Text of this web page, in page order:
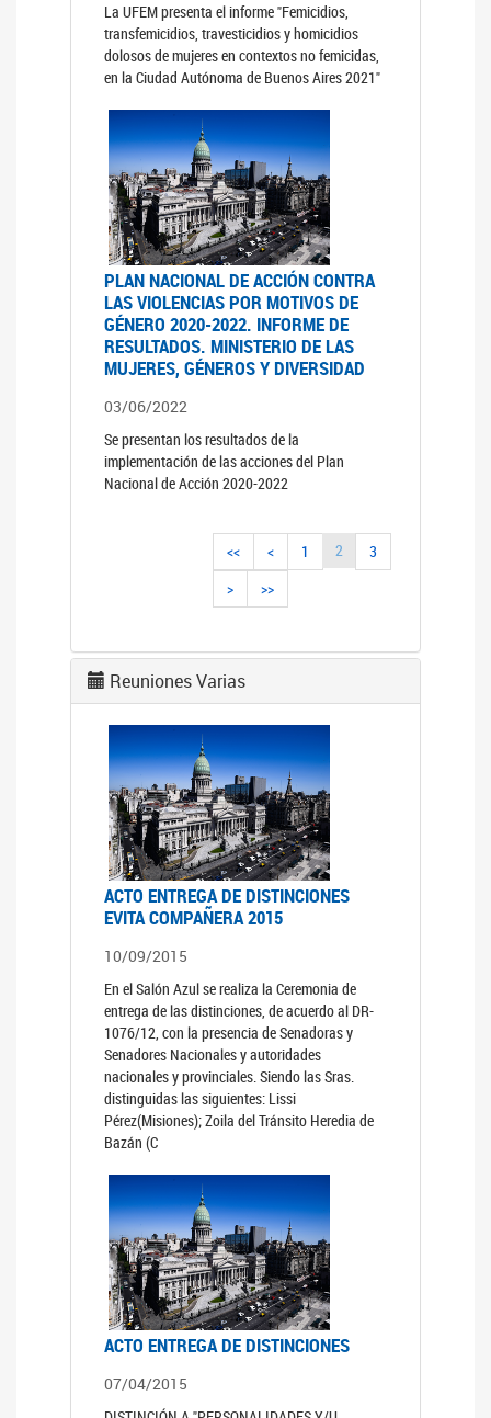
La UFEM presenta el informe "Femicidios,
transfemicidios, travesticidios y homicidios
dolosos de mujeres en contextos no femicidas,
en la Ciudad Autónoma de Buenos Aires 2021"
PLAN NACIONAL DE ACCIÓN CONTRA
LAS VIOLENCIAS POR MOTIVOS DE
GÉNERO 2020-2022. INFORME DE
RESULTADOS. MINISTERIO DE LAS
MUJERES, GÉNEROS Y DIVERSIDAD
03/06/2022
Se presentan los resultados de la
implementación de las acciones del Plan
Nacional de Acción 2020-2022
<< < 1 2
3
>
>>
Reuniones Varias
ACTO ENTREGA DE DISTINCIONES
EVITA COMPAÑERA 2015
10/09/2015
En el Salón Azul se realiza la Ceremonia de
entrega de las distinciones, de acuerdo al DR-
1076/12, con la presencia de Senadoras y
Senadores Nacionales y autoridades
nacionales y provinciales. Siendo las Sras.
distinguidas las siguientes: Lissi
Pérez(Misiones); Zoila del Tránsito Heredia de
Bazán (C
ACTO ENTREGA DE DISTINCIONES
07/04/2015